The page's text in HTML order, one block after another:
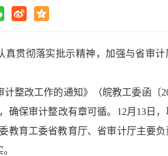
真贯彻落实批示精神，加强与省审计
计整改工作的通知》（皖教工委函〔
确保审计整改有章可循。 12月13日
教育工委省教育厅、省审计厅主要负